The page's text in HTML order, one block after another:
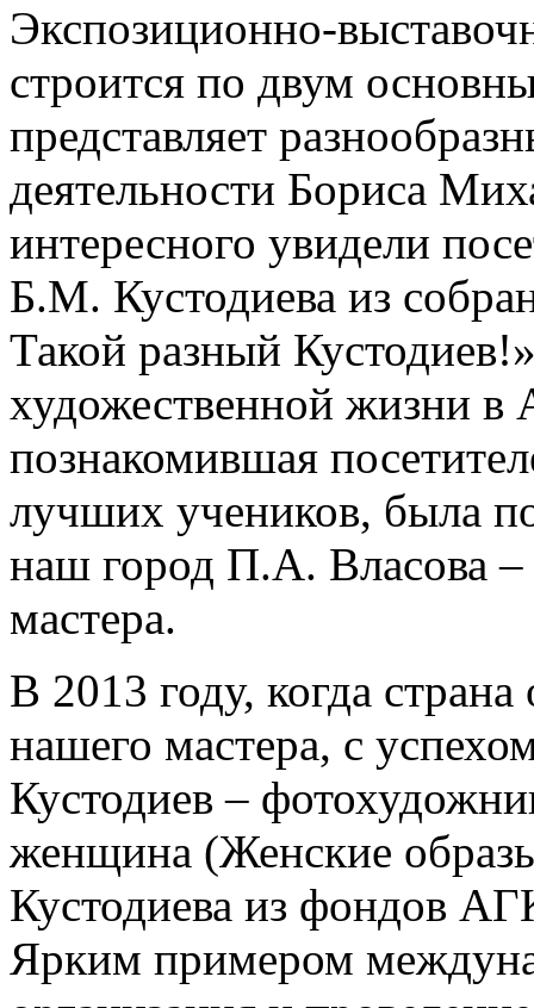
Экспозиционно-
строится по двум
представляет
деятельности Бориса
интересного увидели
Б.М. Кустодиева из
Такой разный
художественной жизни в
познакомившая
лучших учеников, была
наш город П.А. Власова –
мастера.
В 2013 году, когда
нашего мастера, с
Кустодиев –
женщина (Женские
Кустодиева из фондов
Ярким примером